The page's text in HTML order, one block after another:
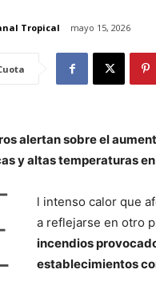
Tropical mayo 15, 2026
alertan sobre el
y altas temperaturas
l intenso calor que
a reflejarse en otro
incendios
establecimientos